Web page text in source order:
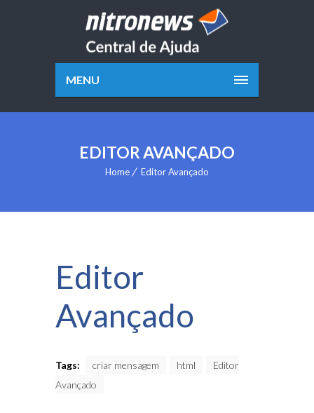
MENU
EDITOR AVANÇADO
Home Editor Avançado
Editor
Avançado
Tags: criar mensagem html
Editor
Avançado